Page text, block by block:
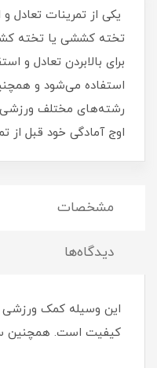
یکی از تمرینات تعادل
تخته کششی یا تخته
برای بالابردن تعادل و
استفاده می‌شود و
رشته‌های مختلف
اوج آمادگی خود قبل از
مشخصات
دیدگاه‌ها
این وسیله کمک ورزشی
کیفیت است. همچنین